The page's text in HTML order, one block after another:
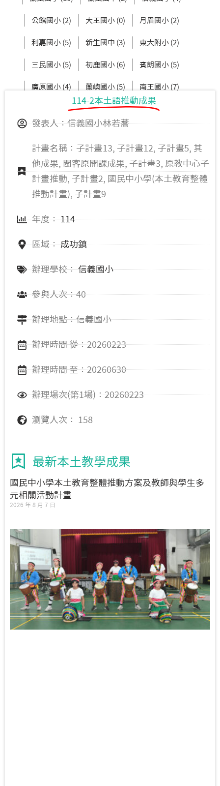
公館國小 (2) 大王國小 (0) 月眉國小 (2)
利嘉國小 (5) 新生國中 (3) 東大附小 (2)
三民國小 (5) 初鹿國小 (6) 賓朗國小 (5)
廣原國小 (4) 蘭嶼國小 (5) 南王國小 (7)
成功國小 (6) 桃源國小 (2)
114-2本土語推動成果
發表人：信義國小林若蕎
計畫名稱：子計畫13, 子計畫12, 子計畫5, 其
他成果, 閩客原開課成果, 子計畫3, 原教中心子
計畫推動, 子計畫2, 國民中小學(本土教育整體
推動計畫), 子計畫9
年度： 114
區域： 成功鎮
辦理學校： 信義國小
參與人次：40
辦理地點：信義國小
辦理時間 從：20260223
辦理時間 至：20260630
辦理場次(第1場)：20260223
瀏覽人次： 158
最新本土教學成果
國民中小學本土教育整體推動方案及教師與學生多
元相關活動計畫
2026 年 8 月 7 日